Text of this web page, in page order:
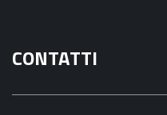
CONTATTI